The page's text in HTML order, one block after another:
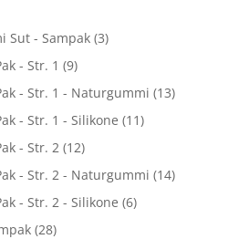
Sut - Sampak (3)
- Str. 1 (9)
- Str. 1 - Naturgummi (13)
- Str. 1 - Silikone (11)
- Str. 2 (12)
- Str. 2 - Naturgummi (14)
- Str. 2 - Silikone (6)
(28)